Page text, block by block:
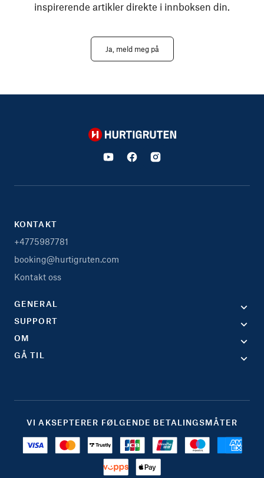
inspirerende artikler direkte i innboksen din.
Ja, meld meg på
Hurtigruten
KONTAKT
+4775987781
booking@hurtigruten.com
Kontakt oss
GENERAL
SUPPORT
OM
GÅ TIL
VI AKSEPTERER FØLGENDE BETALINGSMÅTER